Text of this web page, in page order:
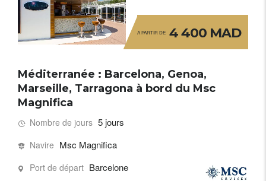
A PARTIR DE 4 400 MAD
Méditerranée : Barcelona, Genoa,
Marseille, Tarragona à bord du Msc
Magnifica
Nombre de jours 5 jours
Navire Msc Magnifica
Port de départ Barcelone